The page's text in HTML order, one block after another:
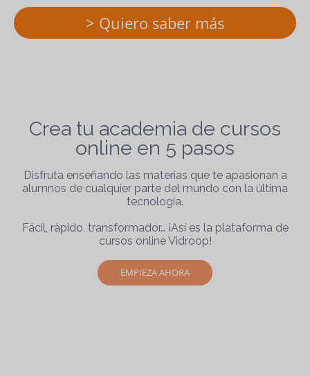
> Quiero saber más
Crea tu academia de cursos
online en 5 pasos
Disfruta enseñando las materias que te apasionan a
alumnos de cualquier parte del mundo con la última
tecnología.
Fácil, rápido, transformador… ¡Así es la plataforma de
cursos online Vidroop!
EMPIEZA AHORA